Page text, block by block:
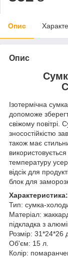
Опис
Опис
Ізотермічна
допоможе
свіжому повітрі.
зносостійкістю
також має
температуру
відсік для
блок для
Характеристика:
Тип: сумка-
Матеріал:
підкладка з
Розмір: 31*24*26
Об'єм: 15 л.
Колір: